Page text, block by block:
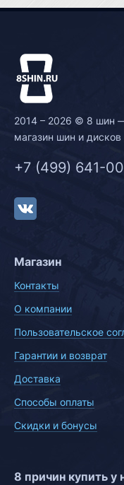
2014 – 2026 © 8 шин
магазин шин и дисков
+7 (499) 641-
Магазин
Контакты
О компании
Пользовательское
Гарантии и возврат
Доставка
Способы оплаты
Скидки и бонусы
8 причин купить у